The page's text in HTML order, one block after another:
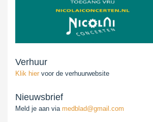
Verhuur
Klik hier voor de verhuurwebsite
Nieuwsbrief
Meld je aan via medblad@gmail.com